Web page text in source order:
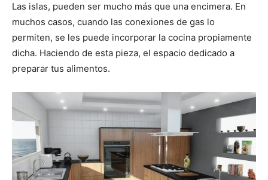
Las islas, pueden ser mucho más que una encimera. En
muchos casos, cuando las conexiones de gas lo
permiten, se les puede incorporar la cocina propiamente
dicha. Haciendo de esta pieza, el espacio dedicado a
preparar tus alimentos.